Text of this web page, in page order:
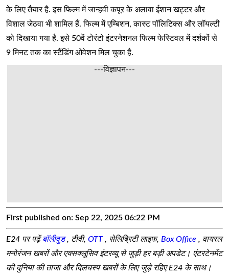
के लिए तैयार है. इस फिल्म में जान्हवी कपूर के अलावा ईशान खट्टर और
विशाल जेठवा भी शामिल हैं. फिल्म में एम्बिशन, कास्ट पॉलिटिक्स और लॉयल्टी
को दिखाया गया है. इसे 50वें टोरंटो इंटरनेशनल फिल्म फेस्टिवल में दर्शकों से
9 मिनट तक का स्टैंडिंग ओवेशन मिल चुका है.
---विज्ञापन---
First published on: Sep 22, 2025 06:22 PM
E24 पर पढ़ेंबॉलीवुड, टीवी, OTT, सेलिब्रिटी लाइफ, Box Office , वायरल
मनोरंजन खबरों और एक्सक्लूसिव इंटरव्यू से जुड़ी हर बड़ी अपडेट। एंटरटेनमेंट
की दुनिया की ताजा और दिलचस्प खबरों के लिए जुड़े रहिए E24 के साथ।